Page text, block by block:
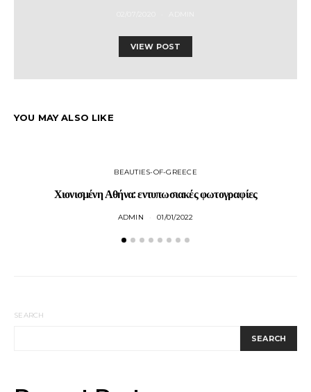
VIEW POST
YOU MAY ALSO LIKE
BEAUTIES-OF-GREECE
Χιονισμένη Αθήνα: εντυπωσιακές φωτογραφίες
ADMIN 01/01/2022
SEARCH
SEARCH